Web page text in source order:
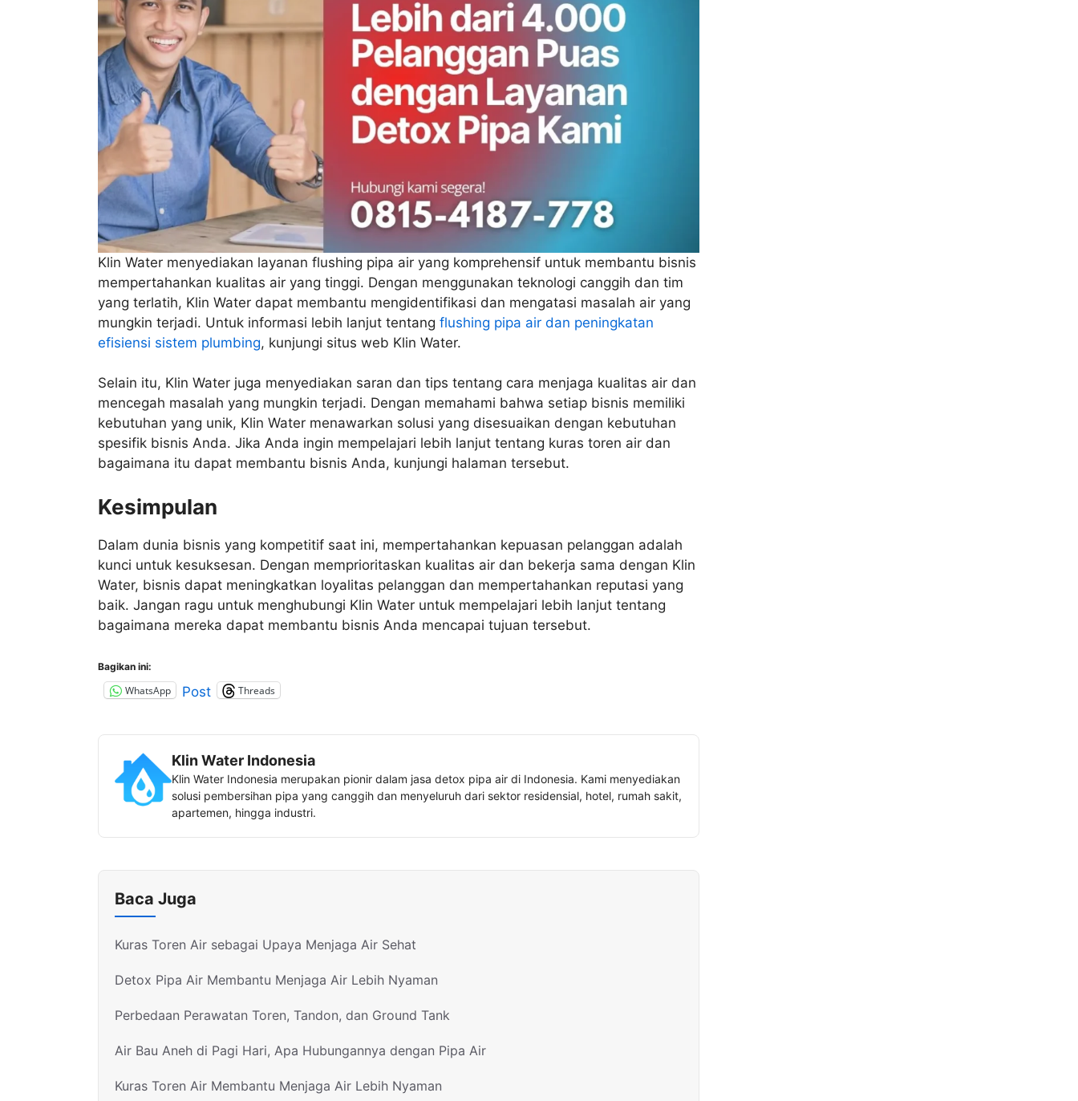
Klin Water menyediakan layanan flushing pipa air yang komprehensif untuk membantu bisnis
mempertahankan kualitas air yang tinggi. Dengan menggunakan teknologi canggih dan tim
yang terlatih, Klin Water dapat membantu mengidentifikasi dan mengatasi masalah air yang
mungkin terjadi. Untuk informasi lebih lanjut tentang flushing pipa air dan peningkatan
efisiensi sistem plumbing, kunjungi situs web Klin Water.
Selain itu, Klin Water juga menyediakan saran dan tips tentang cara menjaga kualitas air dan
mencegah masalah yang mungkin terjadi. Dengan memahami bahwa setiap bisnis memiliki
kebutuhan yang unik, Klin Water menawarkan solusi yang disesuaikan dengan kebutuhan
spesifik bisnis Anda. Jika Anda ingin mempelajari lebih lanjut tentang kuras toren air dan
bagaimana itu dapat membantu bisnis Anda, kunjungi halaman tersebut.
Kesimpulan
Dalam dunia bisnis yang kompetitif saat ini, mempertahankan kepuasan pelanggan adalah
kunci untuk kesuksesan. Dengan memprioritaskan kualitas air dan bekerja sama dengan Klin
Water, bisnis dapat meningkatkan loyalitas pelanggan dan mempertahankan reputasi yang
baik. Jangan ragu untuk menghubungi Klin Water untuk mempelajari lebih lanjut tentang
bagaimana mereka dapat membantu bisnis Anda mencapai tujuan tersebut.
Bagikan ini:
WhatsApp Post Threads
Klin Water Indonesia
Klin Water Indonesia merupakan pionir dalam jasa detox pipa air di Indonesia. Kami menyediakan
solusi pembersihan pipa yang canggih dan menyeluruh dari sektor residensial, hotel, rumah sakit,
apartemen, hingga industri.
Baca Juga
Kuras Toren Air sebagai Upaya Menjaga Air Sehat
Detox Pipa Air Membantu Menjaga Air Lebih Nyaman
Perbedaan Perawatan Toren, Tandon, dan Ground Tank
Air Bau Aneh di Pagi Hari, Apa Hubungannya dengan Pipa Air
Kuras Toren Air Membantu Menjaga Air Lebih Nyaman